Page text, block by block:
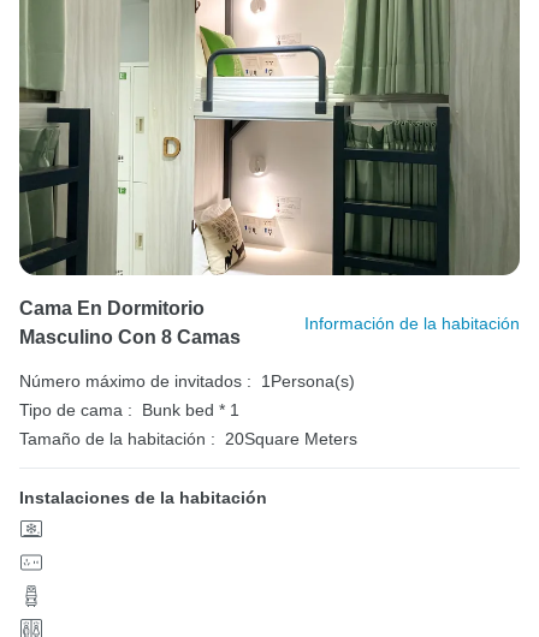
Cama En Dormitorio
Masculino Con 8 Camas
Información de la habitación
Número máximo de invitados :
1Persona(s)
Tipo de cama :
Bunk bed * 1
Tamaño de la habitación : 20Square Meters
Instalaciones de la habitación